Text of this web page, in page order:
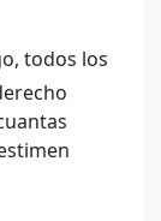
todos los